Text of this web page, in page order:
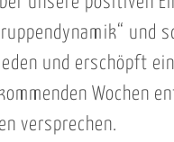
und
und erschöpft
Wochen
versprechen.